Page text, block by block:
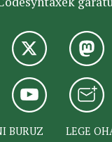
BURUZ
LEGE